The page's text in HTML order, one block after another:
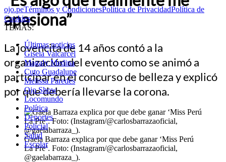
ojo.peTérminos y CondicionesPolítica de PrivacidadPolítica de
Cookies
TEMAS:
Últimas noticias
Gisela Valcarcel
Magaly Medina
Cuto Guadalupe
Melissa Paredes
Ojo Show
Locomundo
Política
Deportes
Policial
Salud
Escolar
apasiona”
La jovencita de 14 años contó a la
organización del evento como se animó a
participar en el concurso de belleza y explicó
por que debería llevarse la corona.
Gaela Barraza explica por que debe ganar ‘Miss Perú
La Pre’. Foto: (Instagram/@carlosbarrazaoficial,
@gaelabarraza_).